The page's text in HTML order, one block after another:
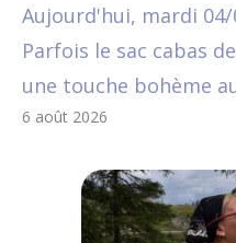
Aujourd'hui, mardi
Parfois le sac cabas
une touche bohème
6 août 2026